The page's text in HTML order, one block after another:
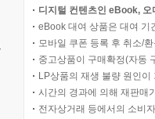
디지털 컨텐츠인 eBook,
eBook 대여 상품은 대여 기
모바일 쿠폰 등록 후 취소/
중고상품이 구매확정(자동
LP상품의 재생 불량 원인
시간의 경과에 의해 재판매
전자상거래 등에서의 소비